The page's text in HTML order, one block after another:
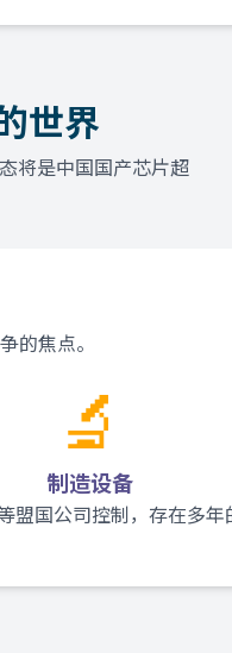
世界
将是中国国产芯片超
的焦点。
🔬
制造设备
国公司控制，存在多年